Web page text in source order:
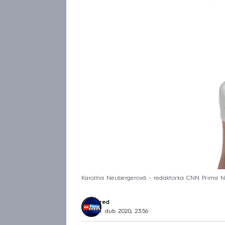
Karolína Neubergerová - redaktorka CNN Prima
red
1. dub 2020, 23:56